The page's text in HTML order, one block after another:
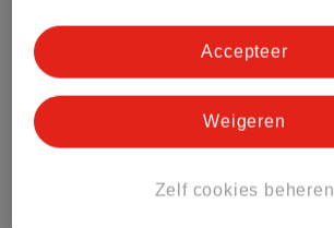
Bestel & Bezorginformatie
Bekijk ook
Alle Nepnagels
Zelf cookies beheren
Weigeren
Accepteer